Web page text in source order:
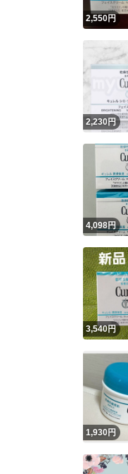
2,550円
2,230円
4,098円
3,540円
1,930円